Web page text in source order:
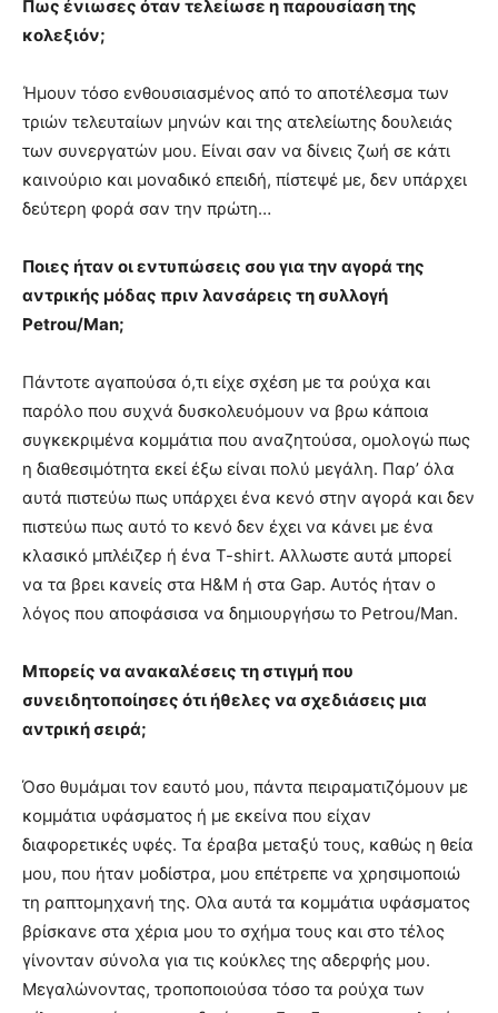
Πως ένιωσες όταν τελείωσε η παρουσίαση της
κολεξιόν;
Ήμουν τόσο ενθουσιασμένος από το αποτέλεσμα των
τριών τελευταίων μηνών και της ατελείωτης δουλειάς
των συνεργατών μου. Είναι σαν να δίνεις ζωή σε κάτι
καινούριο και μοναδικό επειδή, πίστεψέ με, δεν υπάρχει
δεύτερη φορά σαν την πρώτη…
Ποιες ήταν οι εντυπώσεις σου για την αγορά της
αντρικής μόδας πριν λανσάρεις τη συλλογή
Petrou/Man;
Πάντοτε αγαπούσα ό,τι είχε σχέση με τα ρούχα και
παρόλο που συχνά δυσκολευόμουν να βρω κάποια
συγκεκριμένα κομμάτια που αναζητούσα, ομολογώ πως
η διαθεσιμότητα εκεί έξω είναι πολύ μεγάλη. Παρ’ όλα
αυτά πιστεύω πως υπάρχει ένα κενό στην αγορά και δεν
πιστεύω πως αυτό το κενό δεν έχει να κάνει με ένα
κλασικό μπλέιζερ ή ένα T-shirt. Αλλωστε αυτά μπορεί
να τα βρει κανείς στα H&M ή στα Gap. Αυτός ήταν ο
λόγος που αποφάσισα να δημιουργήσω το Petrou/Man.
Μπορείς να ανακαλέσεις τη στιγμή που
συνειδητοποίησες ότι ήθελες να σχεδιάσεις μια
αντρική σειρά;
Όσο θυμάμαι τον εαυτό μου, πάντα πειραματιζόμουν με
κομμάτια υφάσματος ή με εκείνα που είχαν
διαφορετικές υφές. Τα έραβα μεταξύ τους, καθώς η θεία
μου, που ήταν μοδίστρα, μου επέτρεπε να χρησιμοποιώ
τη ραπτομηχανή της. Ολα αυτά τα κομμάτια υφάσματος
βρίσκανε στα χέρια μου το σχήμα τους και στο τέλος
γίνονταν σύνολα για τις κούκλες της αδερφής μου.
Μεγαλώνοντας, τροποποιούσα τόσο τα ρούχα των